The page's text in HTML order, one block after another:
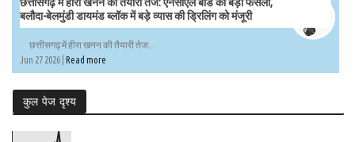
बलौदा-बेलमुंडी डायमंड ब्लॉक में बड़े व्यास की ड्रिलिंग को मंजूरी
छत्तीसगढ़ में हीरा खनन की तैयारी तेज:...
Jun 27 2026 | Read more
कुल पेज दृश्य